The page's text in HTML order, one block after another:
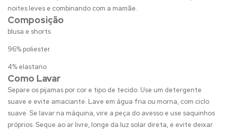
noites leves e combinando com a mamãe.
Composição
blusa e shorts
96% poliester
4% elastano
Como Lavar
Separe os pijamas por cor e tipo de tecido. Use um detergente
suave e evite amaciante. Lave em água fria ou morna, com ciclo
suave. Se lavar na máquina, vire a peça do avesso e use saquinhos
próprios. Seque ao ar livre, longe da luz solar direta, e evite deixar